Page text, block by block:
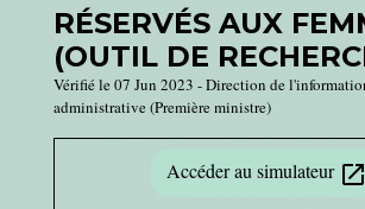
RÉSERVÉS AUX
(OUTIL DE
Vérifié le 07 Jun 2023 - Direction de
administrative (Première ministre)
Accéder au simulateur open_in_new